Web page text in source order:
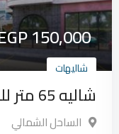
EGP150,000
شاليهات
شاليه 65 متر للبيع في الساحل الشمالي
الساحل الشمالي